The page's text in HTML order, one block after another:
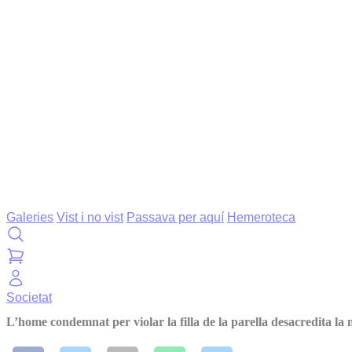
Galeries Vist i no vist Passava per aquí Hemeroteca
Societat
L’home condemnat per violar la filla de la parella desacredita la